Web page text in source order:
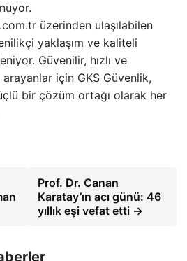
üzerinden ulaşılabilen
yaklaşım ve kaliteli
Güvenilir, hızlı ve
için GKS Güvenlik,
bir çözüm ortağı olarak her
Prof. Dr. Canan
Karatay’ın acı günü: 46
yıllık eşi vefat etti →